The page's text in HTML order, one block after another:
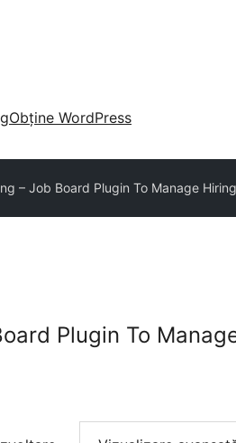
Obține WordPress
– Job Board Plugin To Manage Hiring
Plugin To